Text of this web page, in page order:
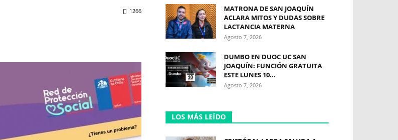
1266
MATRONA DE SAN JOAQUÍN
ACLARA MITOS Y DUDAS SOBRE
LACTANCIA MATERNA
Agosto 7, 2026
DUMBO EN DUOC UC SAN
JOAQUÍN: FUNCIÓN GRATUITA
ESTE LUNES 10...
Agosto 7, 2026
LOS MÁS LEÍDO